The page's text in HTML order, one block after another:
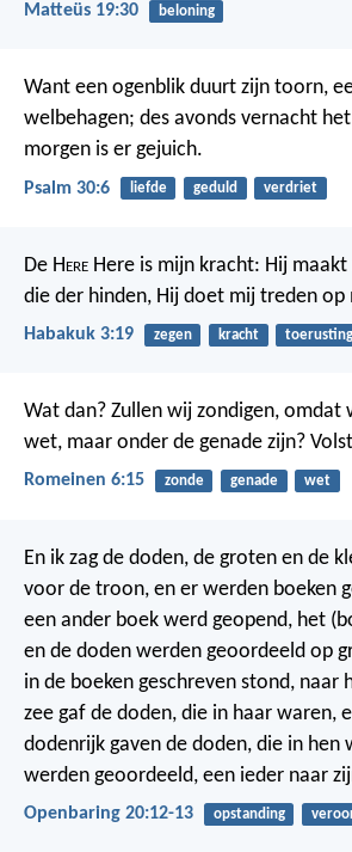
Matteüs 19:30 beloning
Want een ogenblik duurt zijn toorn,
welbehagen; des avonds vernacht
morgen is er gejuich.
Psalm 30:6 liefde geduld verdriet
De Here Here is mijn kracht: Hij
die der hinden, Hij doet mij treden op
Habakuk 3:19 zegen kracht toerusting
Wat dan? Zullen wij zondigen, omdat
wet, maar onder de genade zijn?
Romeinen 6:15 zonde genade wet
En ik zag de doden, de groten en de
voor de troon, en er werden boeken
een ander boek werd geopend, het
en de doden werden geoordeeld op
in de boeken geschreven stond, naar
zee gaf de doden, die in haar waren,
dodenrijk gaven de doden, die in hen
werden geoordeeld, een ieder naar
Openbaring 20:12-13 opstanding